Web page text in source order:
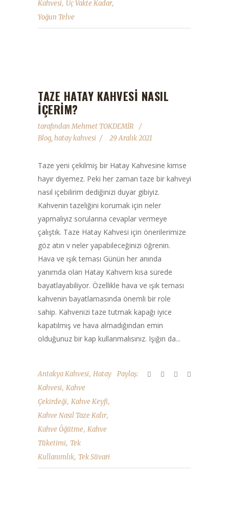
Kahvesi, Üç Vakte Kadar,
Yoğun Telve
TAZE HATAY KAHVESI NASIL
İÇERIM?
tarafındanMehmet TOKDEMİR
Blog, hatay kahvesi 29 Aralık 2021
Taze yeni çekilmiş bir Hatay Kahvesine kimse
hayır diyemez. Peki her zaman taze bir kahveyi
nasıl içebilirim dediğinizi duyar gibiyiz.
Kahvenin tazeliğini korumak için neler
yapmalıyız sorularına cevaplar vermeye
çalıştık. Taze Hatay Kahvesi için önerilerimize
göz atın v neler yapabileceğinizi öğrenin.
Hava ve ışık teması Günün her anında
yanımda olan Hatay Kahvem kısa sürede
bayatlayabiliyor. Özellikle hava ve ışık teması
kahvenin bayatlamasında önemli bir role
sahip. Kahvenizi taze tutmak kapağı iyice
kapatılmış ve hava almadığından emin
olduğunuz bir kap kullanmalısınız. Işığın da...
Antakya Kahvesi, Hatay
Kahvesi, Kahve
Çekirdeği, Kahve Keyfi,
Kahve Nasıl Taze Kalır,
Kahve Öğütme, Kahve
Tüketimi, Tek
Kullanımlık, Tek Süvari
Paylaş: